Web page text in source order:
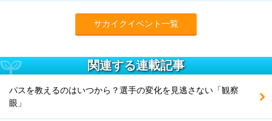
サカイクイベント一覧
関連する連載記事
パスを教えるのはいつから？選手の変化を見逃さない「観察
眼」